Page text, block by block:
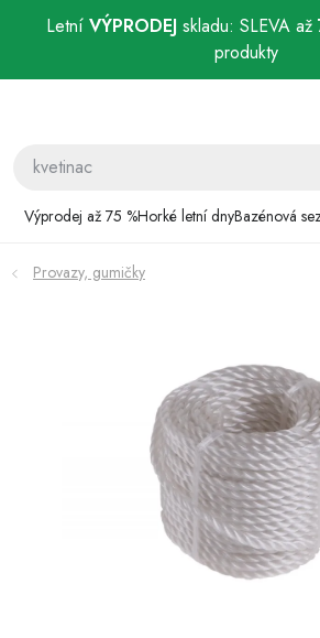
Letní VÝPRODEJskladu: SLEVA až
produkty
Výprodej až 75 %Horké letní dnyBazénová
Bazénová sezóna
Zahrada
Chovatelské potřeby
Dětské zboží a hračky
Provazy, gumičky